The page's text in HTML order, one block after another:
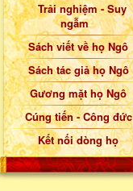
Trải nghiệm - Suy
ngẫm
Sách viết về họ Ngô
Sách tác giả họ Ngô
Gương mặt họ Ngô
Cúng tiến - Công đức
Kết nối dòng họ